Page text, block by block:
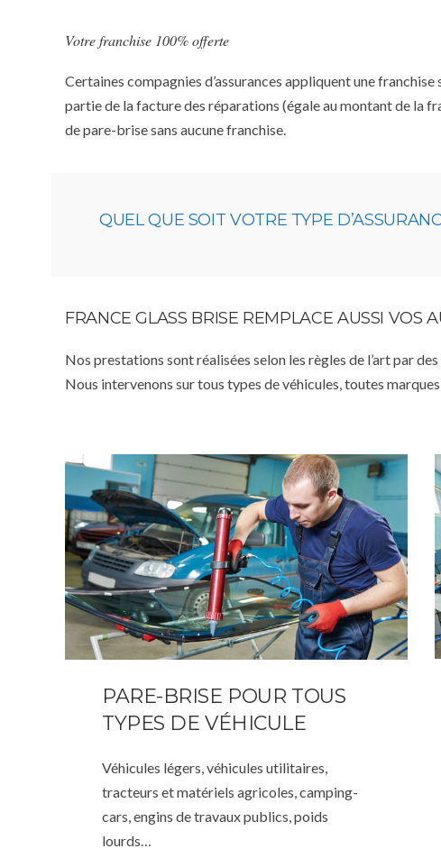
Votre franchise 100% offerte
Certaines compagnies d’assurances appliquent une
partie de la facture des réparations (égale au montant de la
de pare-brise sans aucune franchise.
QUEL QUE SOIT VOTRE TYPE
FRANCE GLASS BRISE REMPLACE AUSSI VOS
Nos prestations sont réalisées selon les règles de l’art par
Nous intervenons sur tous types de véhicules, toutes
PARE-BRISE POUR TOUS
TYPES DE VÉHICULE
Véhicules légers, véhicules utilitaires,
tracteurs et matériels agricoles, camping-
cars, engins de travaux publics, poids
lourds…